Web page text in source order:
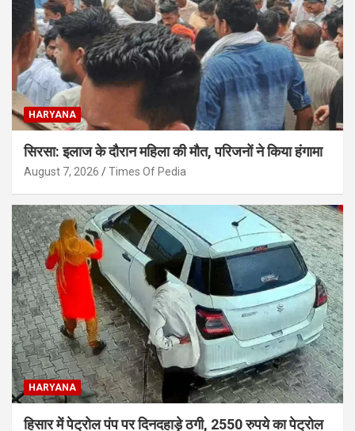
HARYANA
सिरसा: इलाज के दौरान महिला की मौत, परिजनों ने किया हंगामा
August 7, 2026 Times Of Pedia
HARYANA
हिसार में पेट्रोल पंप पर दिनदहाड़े ठगी, 2550 रुपये का पेट्रोल